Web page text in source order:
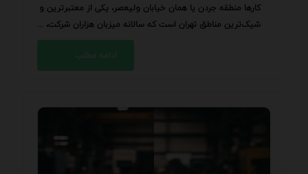
کارها منطقه جردن یا همان خیابان ولیعصر، یکی از معتبرترین و
شیک‌ترین مناطق تهران است که سالانه میزبان هزاران شرکت، ...
ادامه مطلب